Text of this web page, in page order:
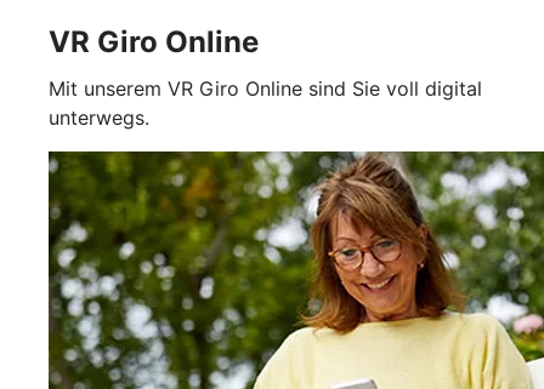
VR Giro Online
Mit unserem VR Giro Online sind Sie voll digital
unterwegs.